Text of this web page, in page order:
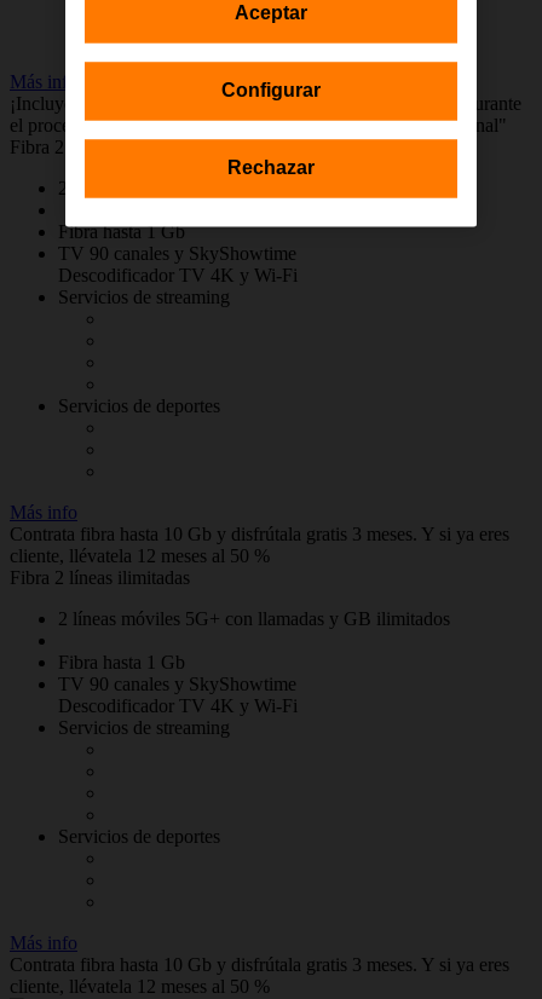
Más info
¡Incluye una línea móvil adicional a 0 €! Recuerda añadirla durante
el proceso de contratación en el apartado "Añade línea adicional"
Fibra 2 líneas ilimitadas
2 líneas móviles 5G+ con llamadas y GB ilimitados
Fibra hasta 1 Gb
TV 90 canales y SkyShowtime
Descodificador TV 4K y Wi-Fi
Servicios de streaming
Servicios de deportes
Más info
Contrata fibra hasta 10 Gb y disfrútala gratis 3 meses. Y si ya eres
cliente, llévatela 12 meses al 50 %
Fibra 2 líneas ilimitadas
2 líneas móviles 5G+ con llamadas y GB ilimitados
Fibra hasta 1 Gb
TV 90 canales y SkyShowtime
Descodificador TV 4K y Wi-Fi
Servicios de streaming
Servicios de deportes
Más info
Contrata fibra hasta 10 Gb y disfrútala gratis 3 meses. Y si ya eres
cliente, llévatela 12 meses al 50 %
Configurar
Rechazar
Aceptar